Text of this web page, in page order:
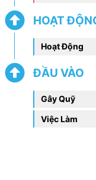
HOẠT
Hoạt Động
ĐẦU VÀO
Gây Quỹ
Việc Làm